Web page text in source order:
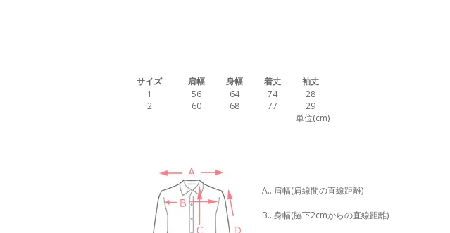
サイズ 肩幅 身幅 着丈
袖丈
1
56 64 74
28
2
60 68 77
29
単位(cm)
A…肩幅(肩線間の直線距離)
B…身幅(脇下2cmからの直線距離)